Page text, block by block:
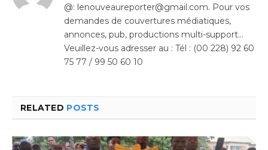
@: lenouveaureporter@gmail.com. Pour vos
demandes de couvertures médiatiques,
annonces, pub, productions multi-support…
Veuillez-vous adresser au : Tél : (00 228) 92 60
75 77 / 99 50 60 10
RELATED POSTS